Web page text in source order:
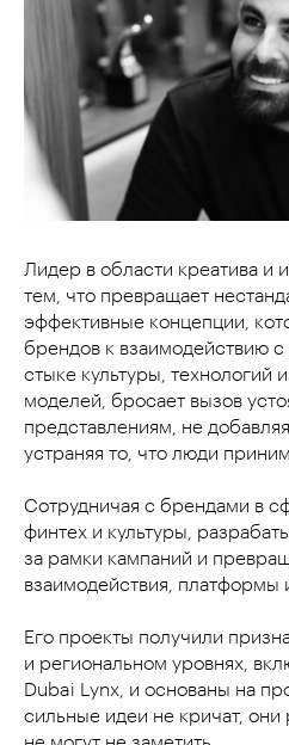
Лидер в области креатива и
тем, что превращает
эффективные концепции,
брендов к взаимодействию с
стыке культуры, технологий
моделей, бросает вызов
представлениям, не
устраняя то, что люди
Сотрудничая с брендами в
финтех и культуры,
за рамки кампаний и
взаимодействия, платформы
Его проекты получили
и региональном уровнях,
Dubai Lynx, и основаны на
сильные идеи не кричат,